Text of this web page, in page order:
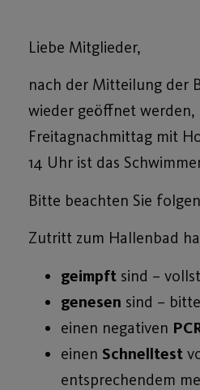
Liebe Mitglieder,
nach der Mitteilung der
wieder geöffnet werden,
Freitagnachmittag mit
14 Uhr ist das
Bitte beachten Sie
Zutritt zum Hallenbad
geimpft sind –
genesen sind –
einen negativen
einen Schnelltest
entsprechendem